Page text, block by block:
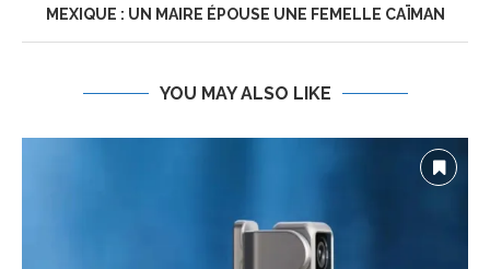
MEXIQUE : UN MAIRE ÉPOUSE UNE FEMELLE CAÏMAN
YOU MAY ALSO LIKE